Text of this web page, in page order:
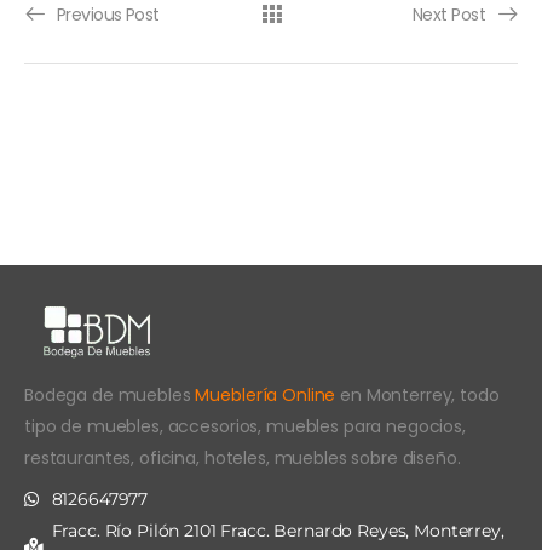
Previous Post Next Post
Bodega de mueblesMueblería Online en Monterrey, todo
tipo de muebles, accesorios, muebles para negocios,
restaurantes, oficina, hoteles, muebles sobre diseño.
8126647977
Fracc. Río Pilón 2101 Fracc. Bernardo Reyes, Monterrey,